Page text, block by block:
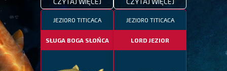
JEZIORO TITICACA
SŁUGA BOGA SŁOŃCA
JEZIORO TITICACA
LORD JEZIOR